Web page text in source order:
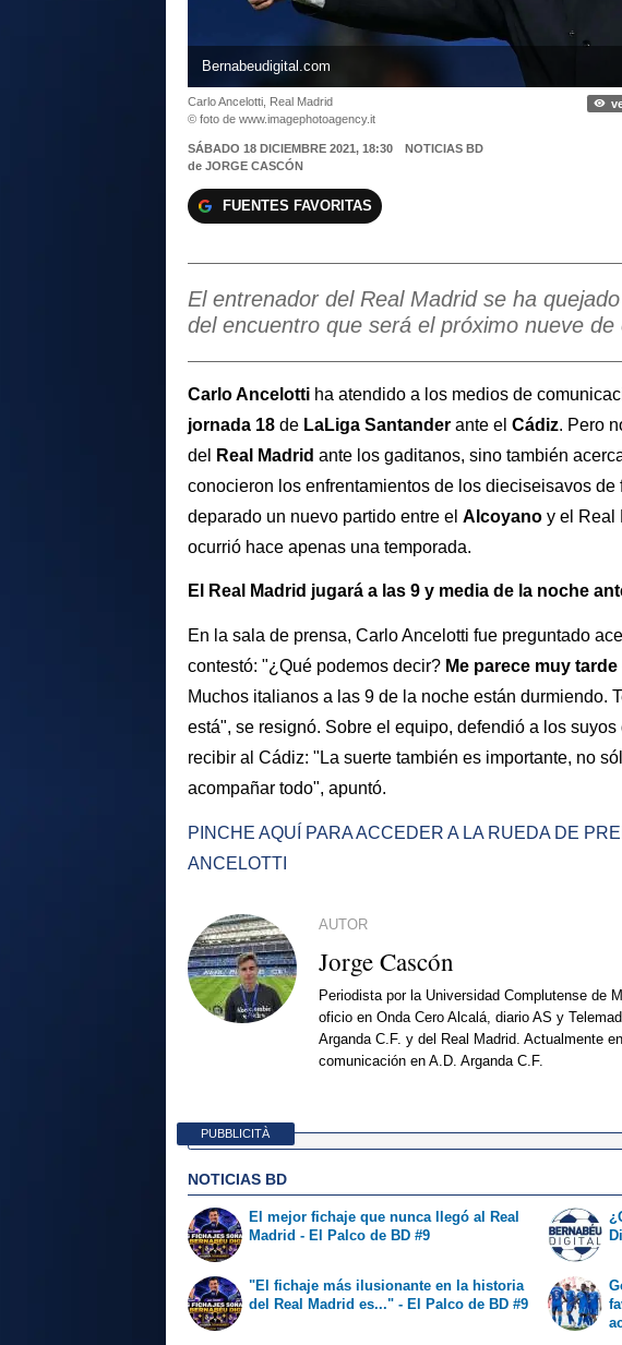
Bernabeudigital.com
Carlo Ancelotti, Real Madrid
© foto de www.imagephotoagency.it
SÁBADO 18 DICIEMBRE 2021, 18:30
NOTICIAS BD
de JORGE CASCÓN
FUENTES FAVORITAS
El entrenador del Real Madrid se ha
del encuentro que será el próximo nueve de
Carlo Ancelotti ha atendido a los medios de
jornada 18 de LaLiga Santander ante el Cádiz. Pero
del
Real Madrid ante los gaditanos, sino también
conocieron los enfrentamientos de los dieciseisavos
deparado un nuevo partido entre el Alcoyano y el Real
ocurrió hace apenas una temporada.
El Real Madrid jugará a las 9 y media de la noche
En la sala de prensa, Carlo Ancelotti fue preguntado
contestó: "¿Qué podemos decir? Me parece muy
Muchos italianos a las 9 de la noche están durmiendo.
está", se resignó. Sobre el equipo, defendió a los
recibir al Cádiz: "La suerte también es importante, no
acompañar todo", apuntó.
PINCHE AQUÍ PARA ACCEDER A LA RUEDA DE
ANCELOTTI
AUTOR
Jorge Cascón
Periodista por la Universidad Complutense de
oficio en Onda Cero Alcalá, diario AS y
Arganda C.F. y del Real Madrid. Actualmente
comunicación en A.D. Arganda C.F.
PUBBLICITÀ
NOTICIAS BD
El mejor fichaje que nunca llegó al Real
Madrid - El Palco de BD #9
"El fichaje más ilusionante en la historia
del Real Madrid es..." - El Palco de BD #9